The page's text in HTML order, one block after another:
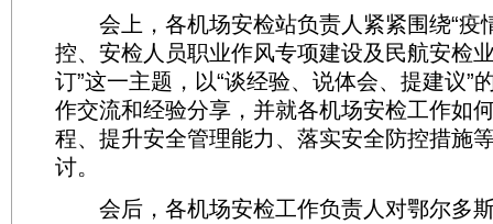
会上，各机场安检站负责人紧紧围绕“疫
控、安检人员职业作风专项建设及民航安检
订”这一主题，以“谈经验、说体会、提建议”
作交流和经验分享，并就各机场安检工作如
程、提升安全管理能力、落实安全防控措施
讨。
会后，各机场安检工作负责人对鄂尔多